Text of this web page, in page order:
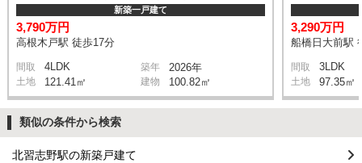
新築一戸建て
3,790万円
高根木戸駅 徒歩17分
間取 4LDK 築年 2026年
土地 121.41㎡ 建物 100.82㎡
3,290万円
船橋日大前駅
間取 3LDK
土地 97.35㎡
類似の条件から検索
北習志野駅の新築戸建て